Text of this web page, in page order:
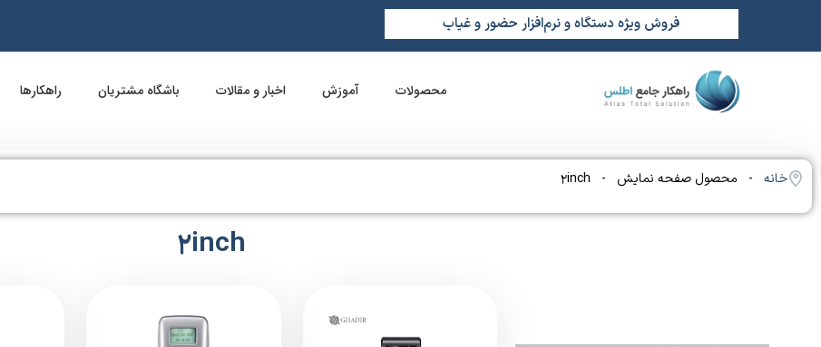
فروش ویژه دستگاه و نرم‌افزار حضور و غیاب
محصولات آموزش اخبار و مقالات باشگاه مشتریان راهکارها
خانه - محصول صفحه نمایش - 2inch
2inch